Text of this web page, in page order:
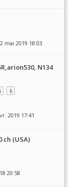
mai 2019 18:03
N134
6
2019 17:41
ch (USA)
20:58